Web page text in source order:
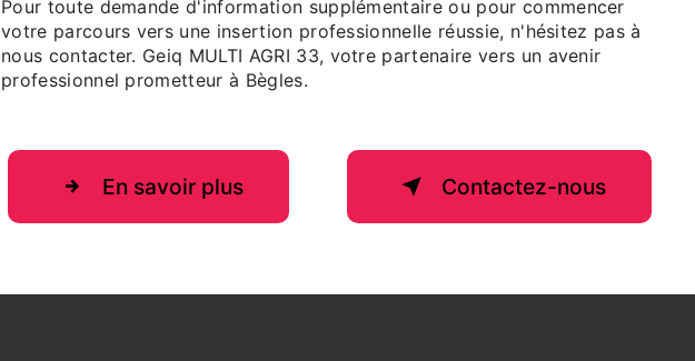
Pour toute demande d'information supplémentaire ou pour commencer
votre parcours vers une insertion professionnelle réussie, n'hésitez pas à
nous contacter. Geiq MULTI AGRI 33, votre partenaire vers un avenir
professionnel prometteur à Bègles.
En savoir plus Contactez-nous